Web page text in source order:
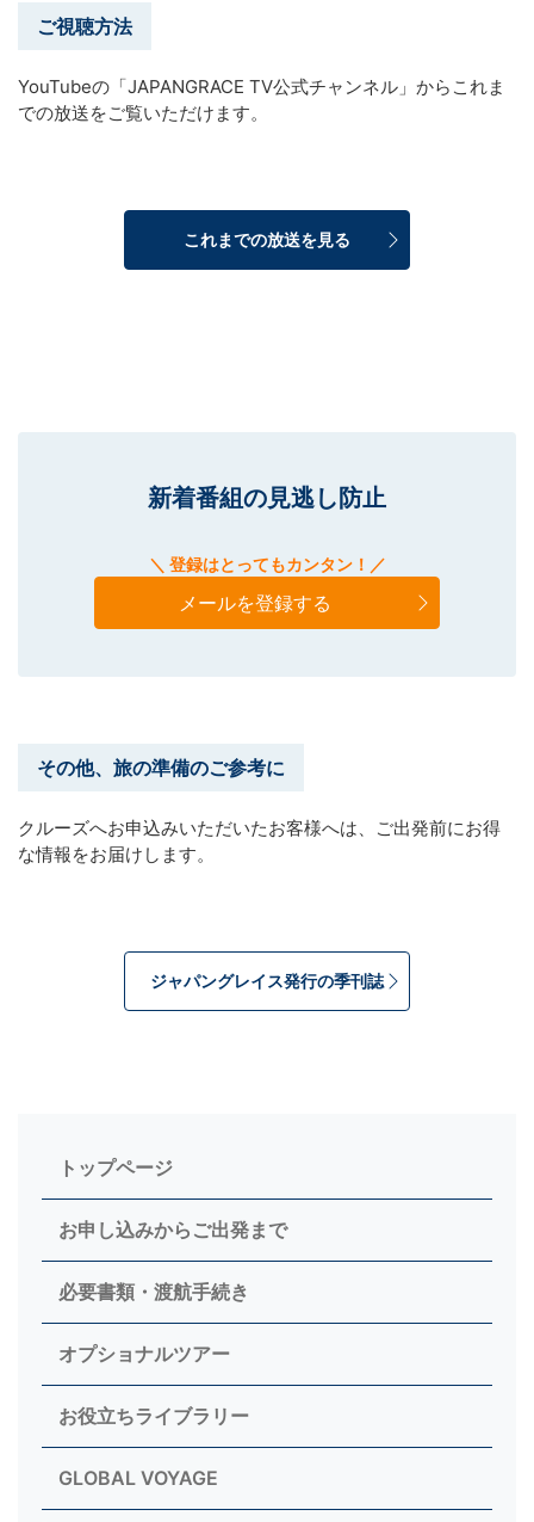
トップページ
お申し込みからご出発まで
必要書類・渡航手続き
オプショナルツアー
お役立ちライブラリー
GLOBAL VOYAGE
ご視聴方法
YouTubeの「JAPANGRACE TV公式チャンネル」からこれま
での放送をご覧いただけます。
これまでの放送を見る
新着番組の見逃し防止
＼ 登録はとってもカンタン！／
メールを登録する
その他、旅の準備のご参考に
クルーズへお申込みいただいたお客様へは、ご出発前にお得
な情報をお届けします。
ジャパングレイス発行の季刊誌